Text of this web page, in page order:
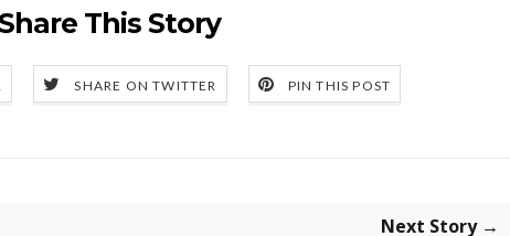
This Story
SHARE ON TWITTER PIN THIS POST
Next Story →